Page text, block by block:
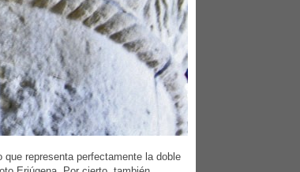
representa perfectamente la doble